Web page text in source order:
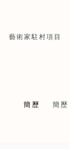
藝術家駐村項目
簡歷 簡歷